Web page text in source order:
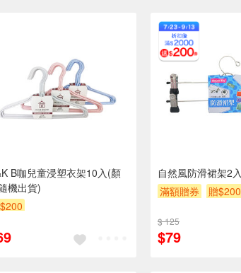
B咖兒童浸塑衣架10入(顏
機出貨)
自然風防滑裙架2入
滿額贈券
贈$200
$ 125
$79